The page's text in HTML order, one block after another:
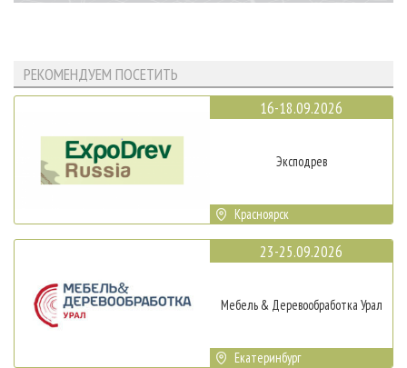
РЕКОМЕНДУЕМ ПОСЕТИТЬ
16-18.09.2026
Эксподрев
Красноярск
23-25.09.2026
Мебель & Деревообработка Урал
Екатеринбург